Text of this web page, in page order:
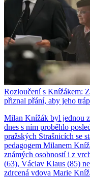
Rozloučení s Knížákem:
přiznal přání, aby jeho
Milan Knížák byl jednou z
dnes s ním proběhlo
pražských Strašnicích se
pedagogem Milanem
známých osobností i z
(63), Václav Klaus (85)
zdrcená vdova Marie